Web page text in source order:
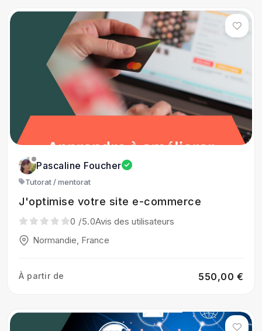
Pascaline Foucher
Tutorat / mentorat
J'optimise votre site e-commerce
0 /5.0Avis des utilisateurs
Normandie, France
À partir de 550,00 €